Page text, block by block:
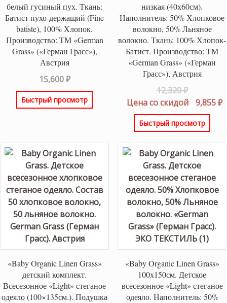
белый гусиный пух. Ткань:
Батист пухо-держащий (Fine
batiste), 100% Хлопок.
Производство: ТМ «German
Grass» («Герман Грасс»),
Австрия
15,600₽
Быстрый просмотр
низкая (40х60см).
Наполнитель: 50% Хлопковое
волокно, 50% Льняное
волокно. Ткань: 100% Хлопок-
Батист. Производство: ТМ
«German Grass» («Герман
Грасс»), Австрия
12,320₽
цена
12,320 ₽.
Цена со скидой 9,855₽
Быстрый просмотр
«Baby Organic Linen Grass»
детский комплект.
Всесезонное «Light» стеганое
одеяло (100×135см.). Подушка
«Baby Organic Linen Grass»
100х150см. Детское
всесезонное «Light» стеганое
одеяло. Наполнитель: 50%